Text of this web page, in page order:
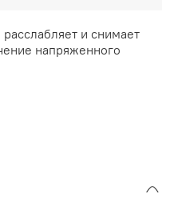
и снимает
напряженного